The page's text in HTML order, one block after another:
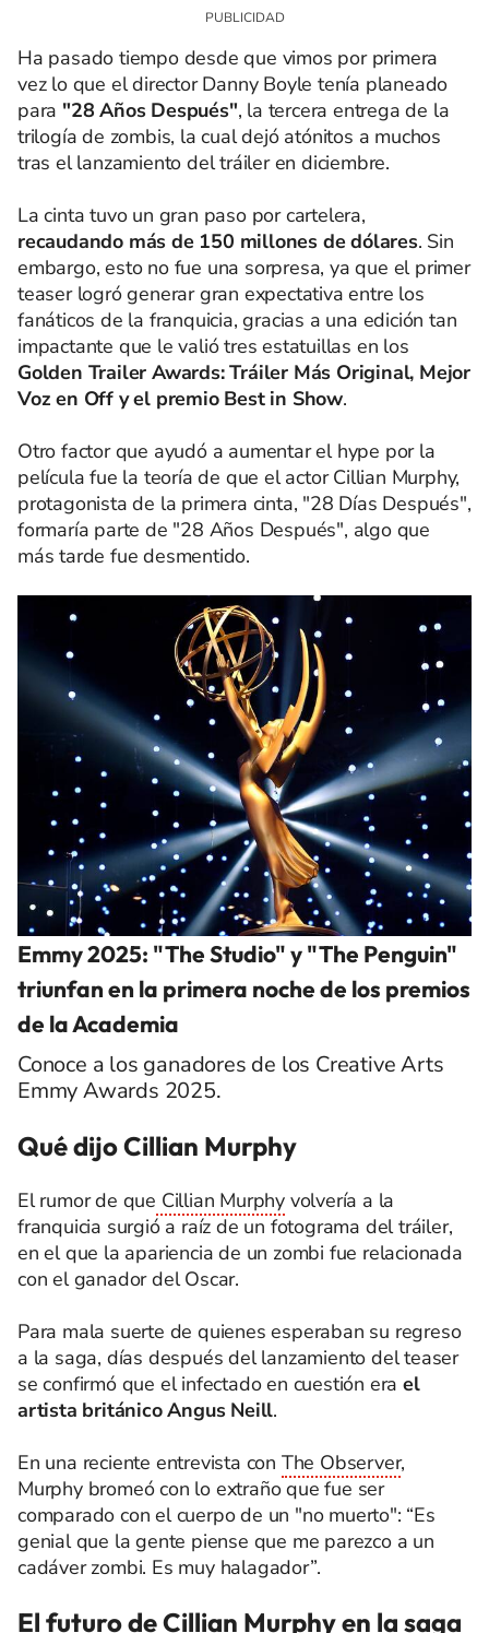
Ha pasado tiempo desde que vimos por primera
vez lo que el director Danny Boyle tenía planeado
para "28 Años Después", la tercera entrega de la
trilogía de zombis, la cual dejó atónitos a muchos
tras el lanzamiento del tráiler en diciembre.
La cinta tuvo un gran paso por cartelera,
recaudando más de 150 millones de dólares. Sin
embargo, esto no fue una sorpresa, ya que el primer
teaser logró generar gran expectativa entre los
fanáticos de la franquicia, gracias a una edición tan
impactante que le valió tres estatuillas en los
Golden Trailer Awards: Tráiler Más Original, Mejor
Voz en Off y el premio Best in Show.
Otro factor que ayudó a aumentar el hype por la
película fue la teoría de que el actor Cillian Murphy,
protagonista de la primera cinta, "28 Días Después",
formaría parte de "28 Años Después", algo que
más tarde fue desmentido.
Emmy 2025: "The Studio" y "The Penguin"
triunfan en la primera noche de los premios
de la Academia
Conoce a los ganadores de los Creative Arts
Emmy Awards 2025.
Qué dijo Cillian Murphy
El rumor de que Cillian Murphy volvería a la
franquicia surgió a raíz de un fotograma del tráiler,
en el que la apariencia de un zombi fue relacionada
con el ganador del Oscar.
Para mala suerte de quienes esperaban su regreso
a la saga, días después del lanzamiento del teaser
se confirmó que el infectado en cuestión era el
artista británico Angus Neill.
En una reciente entrevista con The Observer,
Murphy bromeó con lo extraño que fue ser
comparado con el cuerpo de un "no muerto": “Es
genial que la gente piense que me parezco a un
cadáver zombi. Es muy halagador”.
El futuro de Cillian Murphy en la saga